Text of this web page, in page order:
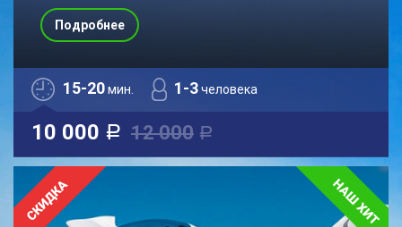
15-20мин. 1-3человека
10 000 a 12 000 a
Подробнее